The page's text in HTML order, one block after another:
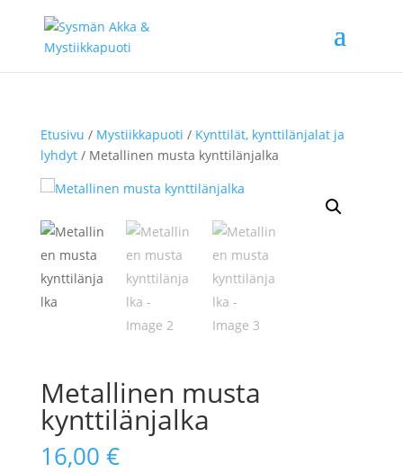
Etusivu / Mystiikkapuoti / Kynttilät, kynttilänjalat ja
lyhdyt/ Metallinen musta kynttilänjalka
Metallinen musta
kynttilänjalka
16,00 €